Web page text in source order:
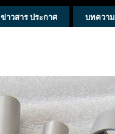
ข่าวสาร ประกาศ บทความ